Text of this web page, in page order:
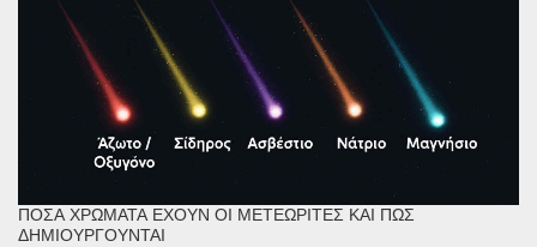
ΠΌΣΑ ΧΡΏΜΑΤΑ ΈΧΟΥΝ ΟΙ ΜΕΤΕΩΡΊΤΕΣ ΚΑΙ ΠΏΣ
ΔΗΜΙΟΥΡΓΟΎΝΤΑΙ